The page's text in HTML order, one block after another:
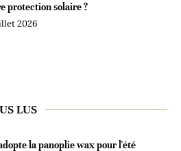
protection solaire ?
2026
LUS
la panoplie wax pour l'été